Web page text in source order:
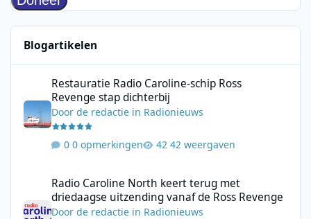
Blogartikelen
Restauratie Radio Caroline-schip Ross
Revenge stap dichterbij
Doorde redactie in Radionieuws
0 opmerkingen 42 weergaven
Radio Caroline North keert terug met
driedaagse uitzending vanaf de Ross Revenge
Doorde redactie in Radionieuws